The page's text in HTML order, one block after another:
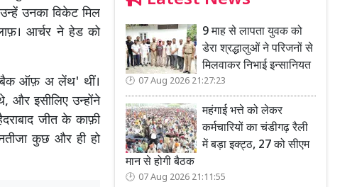
उनका विकेट मिल
आर्चर ने हेड को
'बैक ऑफ़ अ लेंथ' थीं।
और इसीलिए उन्होंने
जीत के काफ़ी
कुछ और ही हो
9 माह से लापता युवक को
डेरा श्रद्धालुओं ने परिजनों से
मिलवाकर निभाई इन्सानियत
07 Aug 2026 21:27:23
महंगाई भत्ते को लेकर
कर्मचारियों का चंडीगढ़ रैली
में बड़ा इक्ट्ठ, 27 को सीएम
मान से होगी बैठक
07 Aug 2026 21:11:55